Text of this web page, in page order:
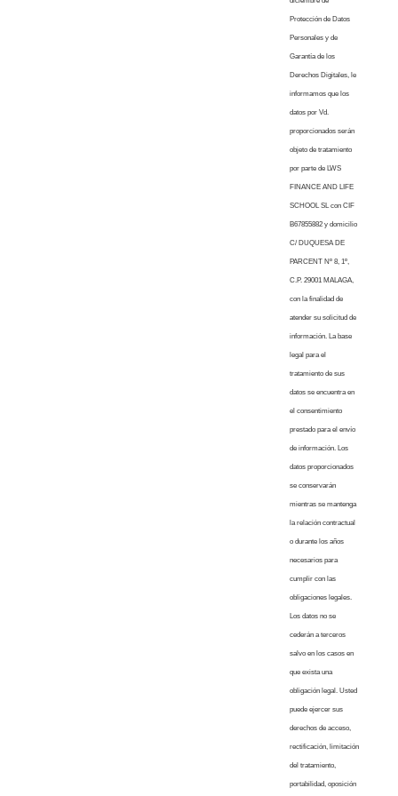
Protección de Datos
Personales y de
Garantía de los
Derechos Digitales, le
informamos que los
datos por Vd.
proporcionados serán
objeto de tratamiento
por parte de LWS
FINANCE AND LIFE
SCHOOL SL con CIF
B67855882 y domicilio
C/ DUQUESA DE
PARCENT Nº 8, 1º,
C.P. 29001 MALAGA,
con la finalidad de
atender su solicitud de
información. La base
legal para el
tratamiento de sus
datos se encuentra en
el consentimiento
prestado para el envío
de información. Los
datos proporcionados
se conservarán
mientras se mantenga
la relación contractual
o durante los años
necesarios para
cumplir con las
obligaciones legales.
Los datos no se
cederán a terceros
salvo en los casos en
que exista una
obligación legal. Usted
puede ejercer sus
derechos de acceso,
rectificación, limitación
del tratamiento,
portabilidad, oposición